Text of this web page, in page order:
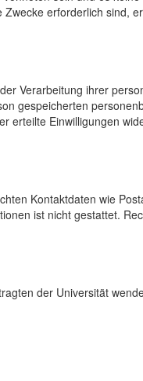
erforderlich sind,
Verarbeitung ihrer
gespeicherten
Einwilligungen
Kontaktdaten wie
ist nicht gestattet.
der Universität